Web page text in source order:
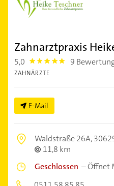
Zahnarztpraxis
5,0 5.0 9
ZAHNÄRZTE
E-Mail
Waldstraße 26A,
11,8 km
Geschlossen –Öffnet